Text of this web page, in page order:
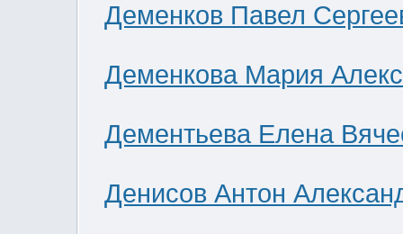
Деменков Павел
Деменкова Мария
Дементьева Елена
Денисов Антон